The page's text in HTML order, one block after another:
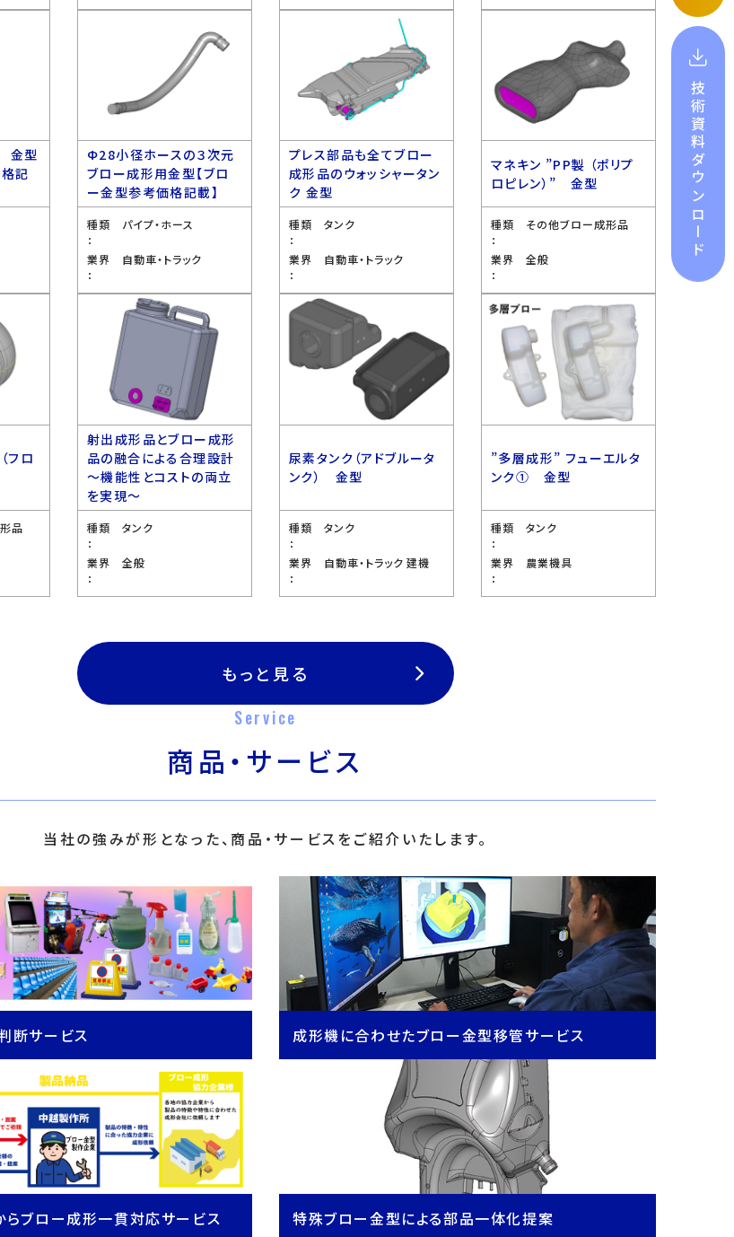
金型
記
Ф28小径ホースの３次元
ブロー成形用金型【ブロ
ー金型参考価格記載】
種類
：
パイプ・ホース
業界
：
自動車・トラック
プレス部品も全てブロー
成形品のウォッシャータン
ク 金型
種類
：
タンク
業界
：
自動車・トラック
マネキン ”PP製 （ポリプ
ロピレン）” 金型
種類
：
その他ブロー成形品
業界
：
全般
フロ
品
射出成形品とブロー成形
品の融合による合理設計
〜機能性とコストの両立
を実現〜
種類
：
タンク
業界
：
全般
尿素タンク（アドブルータ
ンク） 金型
種類
：
タンク
業界
：
自動車・トラック 建機
”多層成形” フューエルタ
ンク① 金型
種類
：
タンク
業界
：
農業機具
もっと見る
Service
商品・サービス
当社の強みが形となった、商品・サービスをご紹介いたします。
断サービス 成形機に合わせたブロー金型移管サービス
らブロー成形一貫対応サービス 特殊ブロー金型による部品一体化提案
技術資料
ダウンロード